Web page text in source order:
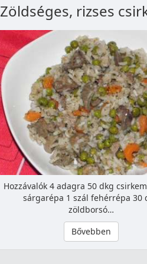
Zöldséges, rizses
Hozzávalók 4 adagra 50 dkg
sárgarépa 1 szál fehérrépa 30
zöldborsó…
Bővebben